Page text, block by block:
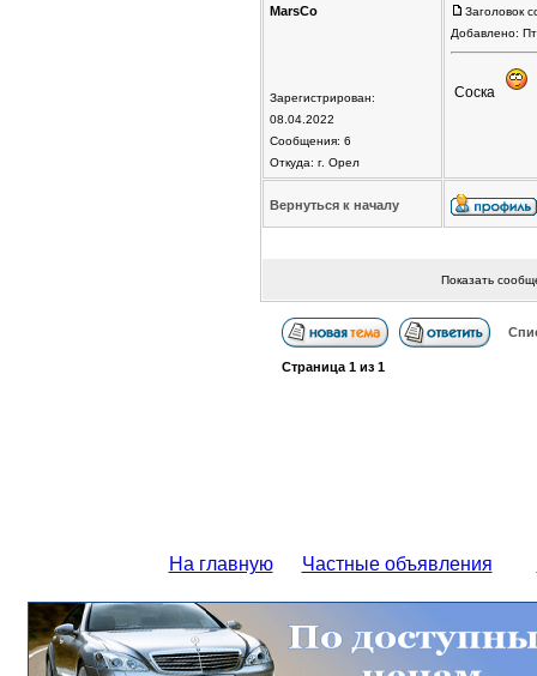
MarsCo
Зарегистрирован:
08.04.2022
Сообщения: 6
Откуда: г. Орел
Заголовок
Добавлено:
Соска
Вернуться к началу
Показать
Страница 1из 1
На главную Частные объявления